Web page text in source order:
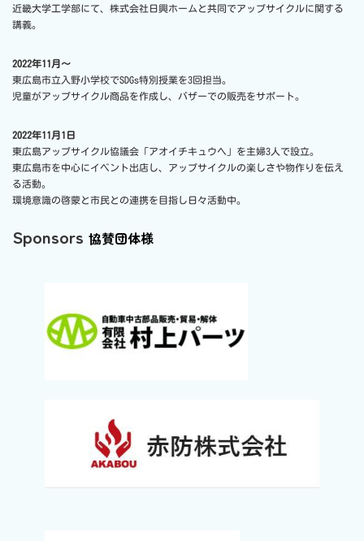
近畿大学工学部にて、株式会社日興ホームと共同でアップサイクルに関する
講義。
2022年11月～
東広島市立入野小学校でSDGs特別授業を3回担当。
児童がアップサイクル商品を作成し、バザーでの販売をサポート。
2022年11月1日
東広島アップサイクル協議会「アオイチキュウヘ」を主婦3人で設立。
東広島市を中心にイベント出店し、アップサイクルの楽しさや物作りを伝え
る活動。
環境意識の啓蒙と市民との連携を目指し日々活動中。
Sponsors 協賛団体様